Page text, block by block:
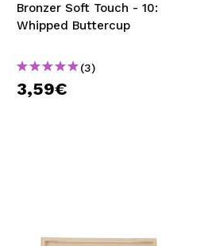
Bronzer Soft Touch - 10:
Whipped Buttercup
(3)
3,59€